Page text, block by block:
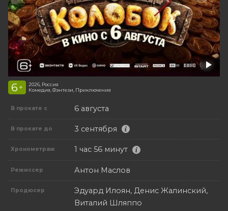
6 +
2026, Россия
Комедия, Фэнтези, Приключения
В прокате с 6 августа
В прокате до 3 сентября
Хронометраж 1 час 56 минут
Режиссер Антон Маслов
Продюсер
Эдуард Илоян, Денис Жалинский,
Виталий Шляппо